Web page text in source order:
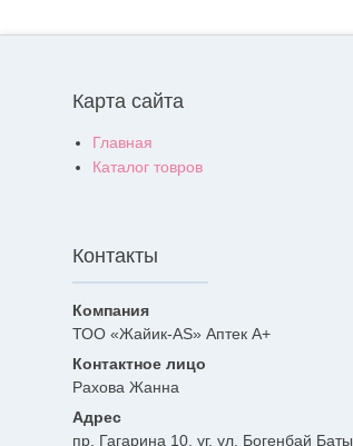
Карта сайта
Главная
Каталог товров
Контакты
ТОО «Жайик-AS» Аптек А+
Рахова Жанна
пр. Гагарина 10, уг. ул. Богенбай